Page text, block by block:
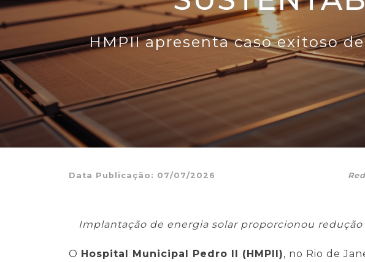
HMPII apresenta caso exitoso
Data Publicação: 07/07/2026
Implantação de energia solar proporcionou
O Hospital Municipal Pedro II (HMPII), no Rio de